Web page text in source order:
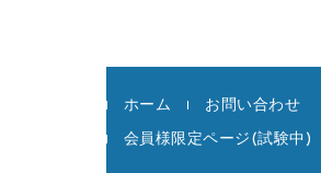
飲食用消耗品
殺虫剤
消臭・芳香剤
マーキングペン（水性）
マーキングペン（油性）
鉛筆
セロハンテープ
その他文具
ホーム お問い合わせ
会員様限定ページ(試験中)